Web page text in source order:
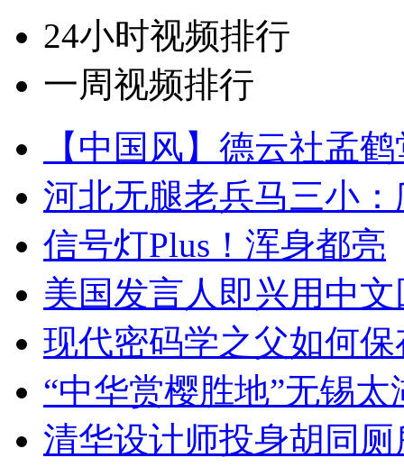
24小时视频排行
一周视频排行
【中国风】德云社孟
河北无腿老兵马三小
信号灯Plus！浑身都亮
美国发言人即兴用中
现代密码学之父如何
“中华赏樱胜地”无锡
清华设计师投身胡同